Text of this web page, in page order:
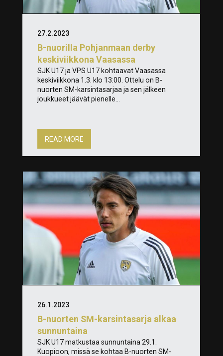
B-nuorilla Pohjanmaan derby
keskiviikkona Vaasassa
27.2.2023
SJK U17 ja VPS U17 kohtaavat Vaasassa
keskiviikkona 1.3. klo 13:00. Ottelu on B-
nuorten SM-karsintasarjaa ja sen jälkeen
joukkueet jäävät pienelle...
READ MORE
B-nuorten SM-karsintasarja alkaa
sunnuntaina
26.1.2023
SJK U17 matkustaa sunnuntaina 29.1.
Kuopioon, missä se kohtaa B-nuorten SM-